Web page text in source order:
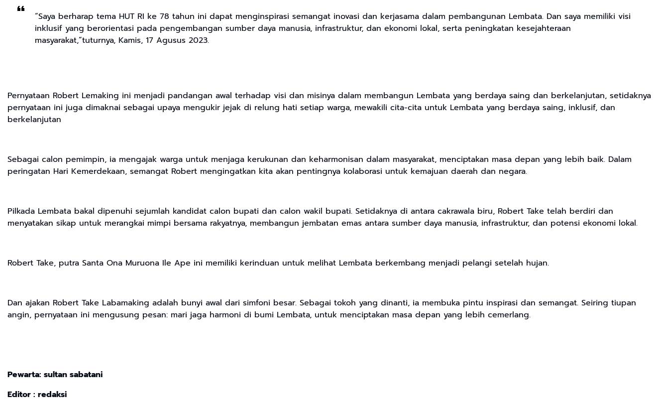
“Saya berharap tema HUT RI ke 78 tahun ini dapat menginspirasi semangat inovasi dan kerjasama dalam pembangunan Lembata. Dan saya memiliki visi
inklusif yang berorientasi pada pengembangan sumber daya manusia, infrastruktur, dan ekonomi lokal, serta peningkatan kesejahteraan
masyarakat,”tuturnya, Kamis, 17 Agusus 2023.
Pernyataan Robert Lemaking ini menjadi pandangan awal terhadap visi dan misinya dalam membangun Lembata yang berdaya saing dan berkelanjutan, setidaknya
pernyataan ini juga dimaknai sebagai upaya mengukir jejak di relung hati setiap warga, mewakili cita-cita untuk Lembata yang berdaya saing, inklusif, dan
berkelanjutan
Sebagai calon pemimpin, ia mengajak warga untuk menjaga kerukunan dan keharmonisan dalam masyarakat, menciptakan masa depan yang lebih baik. Dalam
peringatan Hari Kemerdekaan, semangat Robert mengingatkan kita akan pentingnya kolaborasi untuk kemajuan daerah dan negara.
Pilkada Lembata bakal dipenuhi sejumlah kandidat calon bupati dan calon wakil bupati. Setidaknya di antara cakrawala biru, Robert Take telah berdiri dan
menyatakan sikap untuk merangkai mimpi bersama rakyatnya, membangun jembatan emas antara sumber daya manusia, infrastruktur, dan potensi ekonomi lokal.
Robert Take, putra Santa Ona Muruona Ile Ape ini memiliki kerinduan untuk melihat Lembata berkembang menjadi pelangi setelah hujan.
Dan ajakan Robert Take Labamaking adalah bunyi awal dari simfoni besar. Sebagai tokoh yang dinanti, ia membuka pintu inspirasi dan semangat. Seiring tiupan
angin, pernyataan ini mengusung pesan: mari jaga harmoni di bumi Lembata, untuk menciptakan masa depan yang lebih cemerlang.
Pewarta: sultan sabatani
Editor : redaksi